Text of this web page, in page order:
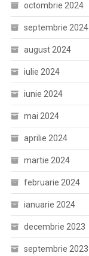
octombrie 2024
septembrie 2024
august 2024
iulie 2024
iunie 2024
mai 2024
aprilie 2024
martie 2024
februarie 2024
ianuarie 2024
decembrie 2023
septembrie 2023